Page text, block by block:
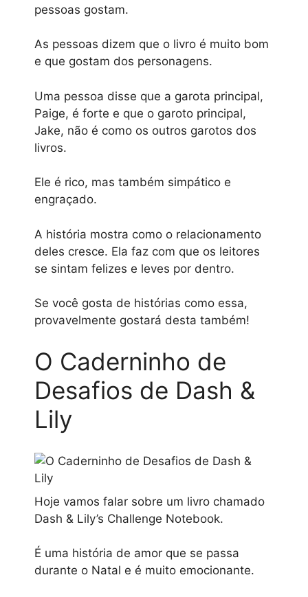
pessoas gostam.
As pessoas dizem que o livro é muito bom
e que gostam dos personagens.
Uma pessoa disse que a garota principal,
Paige, é forte e que o garoto principal,
Jake, não é como os outros garotos dos
livros.
Ele é rico, mas também simpático e
engraçado.
A história mostra como o relacionamento
deles cresce. Ela faz com que os leitores
se sintam felizes e leves por dentro.
Se você gosta de histórias como essa,
provavelmente gostará desta também!
O Caderninho de
Desafios de Dash &
Lily
Hoje vamos falar sobre um livro chamado
Dash & Lily’s Challenge Notebook.
É uma história de amor que se passa
durante o Natal e é muito emocionante.